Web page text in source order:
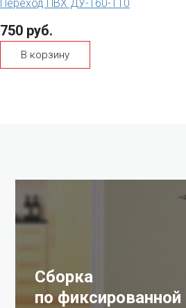
Переход ПВХ ДУ-160-110
750 руб.
В корзину
Сборка
по фиксированной